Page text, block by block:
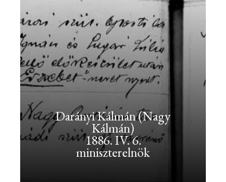
Darányi
Kálmán
(Nagy
Kálmán)
<br>1886.
IV.
<br>miniszterelnök
Darányi
Kálmán
Darányi Kálmán (Nagy
Kálmán)
1886. IV. 6.
miniszterelnök